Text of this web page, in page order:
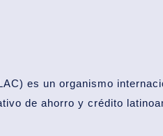
es un organismo
de ahorro y crédito